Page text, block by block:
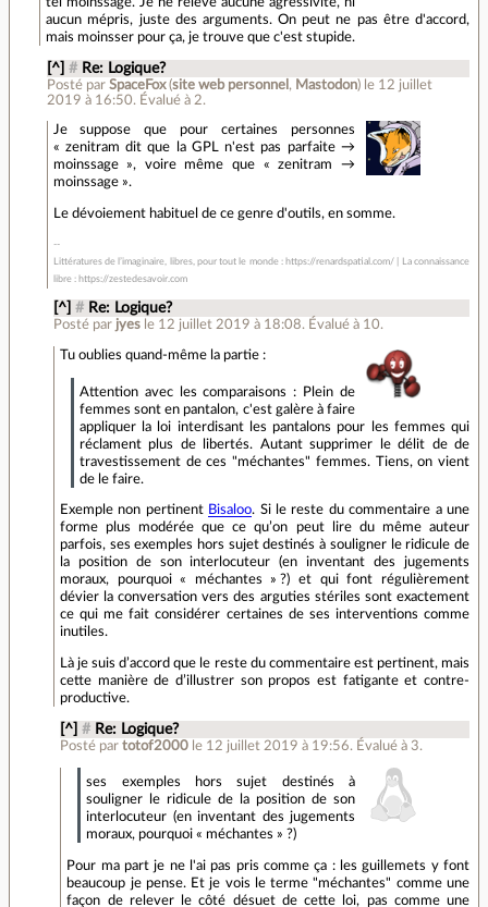
aucun mépris, juste des arguments. On peut ne pas être d'accord,
mais moinsser pour ça, je trouve que c'est stupide.
[^] # Re: Logique?
Posté par SpaceFox(site web personnel , Mastodon) le 12 juillet
2019 à 16:50. Évalué à 2.
Je suppose que pour certaines personnes
« zenitram dit que la GPL n'est pas parfaite →
moinssage », voire même que « zenitram →
moinssage ».
Le dévoiement habituel de ce genre d'outils, en somme.
Littératures de l’imaginaire, libres, pour tout le monde : https://renardspatial.com/ | La connaissance
libre : https://zestedesavoir.com
[^] # Re: Logique?
Posté par jyes le 12 juillet 2019 à 18:08. Évalué à 10.
Tu oublies quand-même la partie :
Attention avec les comparaisons : Plein de
femmes sont en pantalon, c'est galère à faire
appliquer la loi interdisant les pantalons pour les femmes qui
réclament plus de libertés. Autant supprimer le délit de de
travestissement de ces "méchantes" femmes. Tiens, on vient
de le faire.
Exemple non pertinent Bisaloo. Si le reste du commentaire a une
forme plus modérée que ce qu’on peut lire du même auteur
parfois, ses exemples hors sujet destinés à souligner le ridicule de
la position de son interlocuteur (en inventant des jugements
moraux, pourquoi « méchantes » ?) et qui font régulièrement
dévier la conversation vers des arguties stériles sont exactement
ce qui me fait considérer certaines de ses interventions comme
inutiles.
Là je suis d’accord que le reste du commentaire est pertinent, mais
cette manière de d’illustrer son propos est fatigante et contre-
productive.
[^] # Re: Logique?
Posté partotof2000 le 12 juillet 2019 à 19:56. Évalué à 3.
ses exemples hors sujet destinés à
souligner le ridicule de la position de son
interlocuteur (en inventant des jugements
moraux, pourquoi « méchantes » ?)
Pour ma part je ne l'ai pas pris comme ça : les guillemets y font
beaucoup je pense. Et je vois le terme "méchantes" comme une
façon de relever le côté désuet de cette loi, pas comme une